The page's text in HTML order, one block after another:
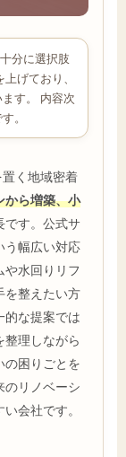
分に選択肢
げており、
す。 内容次
。
く地域密着
から増築、小
です。公式サ
う幅広い対応
水回りリフ
を整えたい方
的な提案では
整理しながら
の困りごとを
のリノベーシ
会社です。